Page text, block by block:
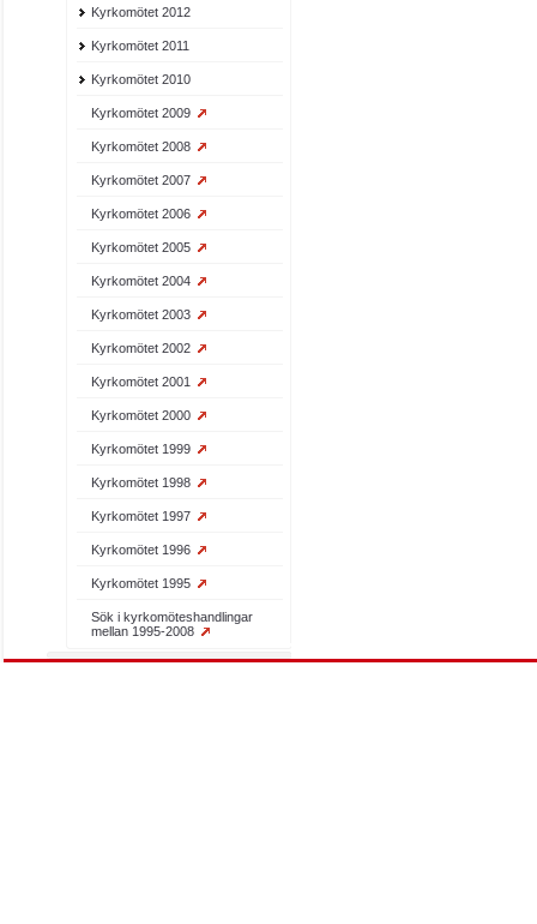
Kyrkomötet 2012
Kyrkomötet 2011
Kyrkomötet 2010
Kyrkomötet 2009
Kyrkomötet 2008
Kyrkomötet 2007
Kyrkomötet 2006
Kyrkomötet 2005
Kyrkomötet 2004
Kyrkomötet 2003
Kyrkomötet 2002
Kyrkomötet 2001
Kyrkomötet 2000
Kyrkomötet 1999
Kyrkomötet 1998
Kyrkomötet 1997
Kyrkomötet 1996
Kyrkomötet 1995
Sök i kyrkomöteshandlingar
mellan 1995-2008